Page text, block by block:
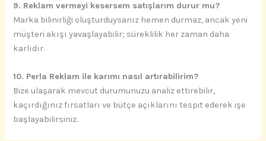
9. Reklam vermeyi kesersem satışlarım durur mu?
Marka bilinirliği oluşturduysanız hemen durmaz, ancak yeni
müşteri akışı yavaşlayabilir; süreklilik her zaman daha
karlıdır.
10. Perla Reklam ile karımı nasıl artırabilirim?
Bize ulaşarak mevcut durumunuzu analiz ettirebilir,
kaçırdığınız fırsatları ve bütçe açıklarını tespit ederek işe
başlayabilirsiniz.